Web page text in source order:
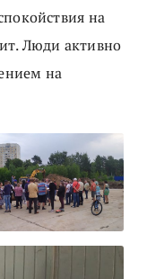
на
Люди активно
на